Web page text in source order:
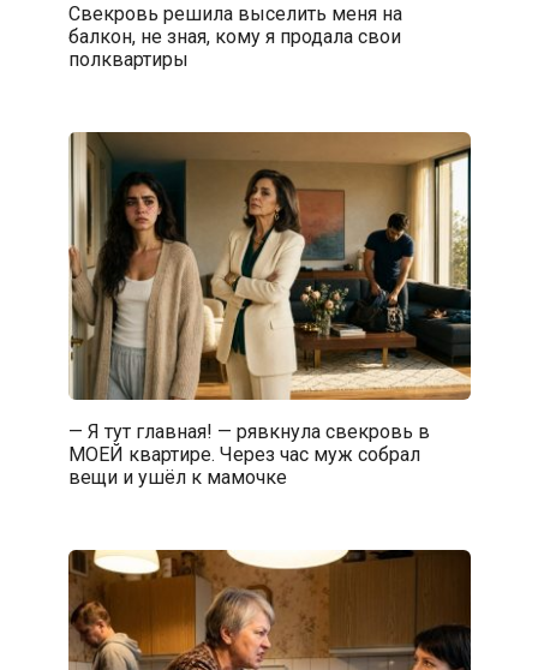
Свекровь решила выселить меня на
балкон, не зная, кому я продала свои
полквартиры
— Я тут главная! — рявкнула свекровь в
МОЕЙ квартире. Через час муж собрал
вещи и ушёл к мамочке